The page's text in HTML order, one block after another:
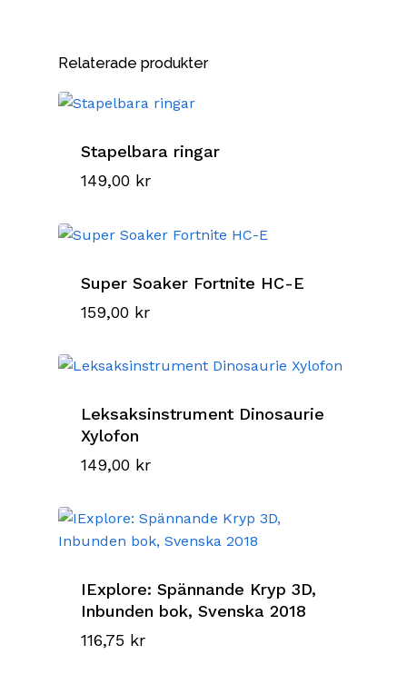
Relaterade produkter
Stapelbara ringar
149,00 kr
Super Soaker Fortnite HC-E
159,00 kr
Leksaksinstrument Dinosaurie
Xylofon
149,00 kr
IExplore: Spännande Kryp 3D,
Inbunden bok, Svenska 2018
116,75 kr